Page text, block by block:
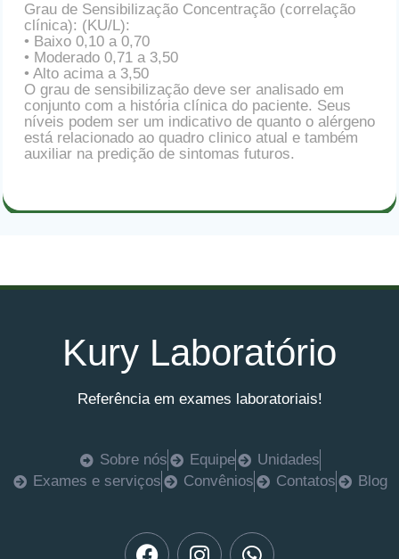
Grau de Sensibilização Concentração (correlação
clínica): (KU/L):
• Baixo 0,10 a 0,70
• Moderado 0,71 a 3,50
• Alto acima a 3,50
O grau de sensibilização deve ser analisado em
conjunto com a história clínica do paciente. Seus
níveis podem ser um indicativo de quanto o alérgeno
está relacionado ao quadro clinico atual e também
auxiliar na predição de sintomas futuros.
Kury Laboratório
Referência em exames laboratoriais!
Sobre nós Equipe
Unidades
Exames e serviços
Convênios Contatos Blog